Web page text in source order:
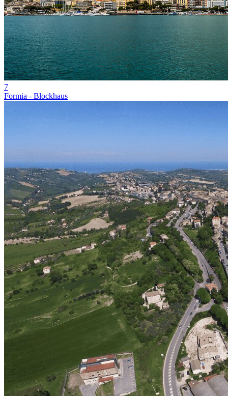
7
Formia - Blockhaus